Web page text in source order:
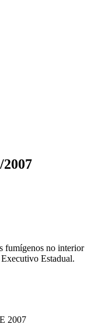
2007
fumígenos no interior
Estadual.
2007